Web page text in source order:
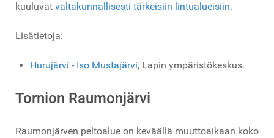
kuuluvat valtakunnallisesti tärkeisiin lintualueisiin.
Lisätietoja:
Hurujärvi - Iso Mustajärvi, Lapin ympäristökeskus.
Tornion Raumonjärvi
Raumonjärven peltoalue on keväällä muuttoaikaan koko